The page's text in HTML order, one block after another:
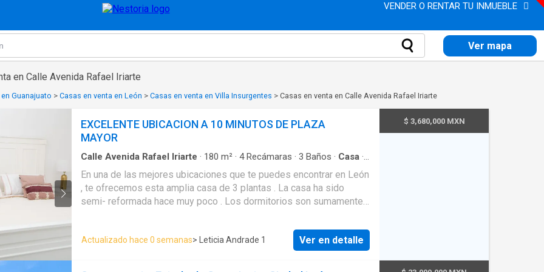
VENDER O RENTAR TU INMUEBLE
Ver mapa
en Calle Avenida Rafael Iriarte
Guanajuato > Casas en venta en León > Casas en venta en Villa Insurgentes > Casas en venta en Calle Avenida Rafael Iriarte
EXCELENTE UBICACION A 10 MINUTOS DE PLAZA
MAYOR
Calle Avenida Rafael Iriarte · 180 m² · 4Recámaras · 3 Baños · Casa ·
Limpieza· Cuarto de servicio·Electricidad ·Estacionamiento·Jardín·
Despacho·Recámara con closet·Terraza·Zonas verdes
En una de las mejores ubicaciones que te puedes encontrar en León
, te ofrecemos esta amplia casa de 3 plantas . La casa ha sido
semi- reformada hace muy poco . Los dormitorios son sumamente
casa cuenta con 3 baños y un aseo de visitas , dos de los baños han
sido reformados hace 1 año . La cocina ,es antigua pero hecha con
Actualizado hace 0 semanas> Leticia Andrade 1 Ver en detalle
$ 3,680,000 MXN